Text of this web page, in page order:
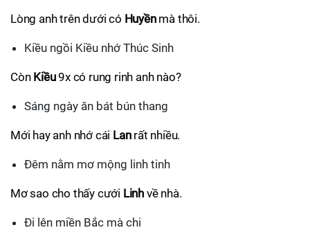
Lòng anh trên dưới có Huyềnmà thôi.
Kiều ngồi Kiều nhớ Thúc Sinh
Còn Kiều9x có rung rinh anh nào?
Sáng ngày ăn bát bún thang
Mới hay anh nhớ cái Lanrất nhiều.
Đêm nằm mơ mộng linh tinh
Mơ sao cho thấy cưới Linh về nhà.
Đi lên miền Bắc mà chi